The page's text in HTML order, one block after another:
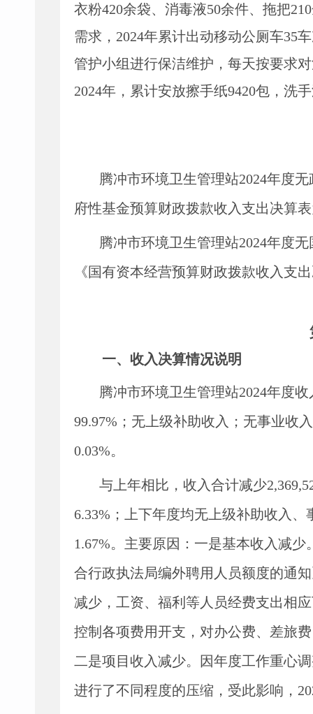
衣粉420余袋、消毒液50余件、拖把
需求，2024年累计出动移动公厕车35
管护小组进行保洁维护，每天按要求
2024年，累计安放擦手纸9420包，洗
腾冲市环境卫生管理站2024年度无
府性基金预算财政拨款收入支出决算
腾冲市环境卫生管理站2024年度无
《国有资本经营预算财政拨款收入支
一、收入决算情况说明
腾冲市环境卫生管理站2024年度收
99.97%； 无 上级补助收入； 无事业收
0.03%。
与上年相比， 收入合计减少2,369,
6.33% ；上下年度均无 上级补助收入、
1.67%。 主要原因： 一是基本收入减少
合行政执法局编外聘用人员额度的通
减少，工资、福利等人员经费支出相
控制各项费用开支，对办公费、差旅
二是项目收入减少。因年度工作重心
进行了不同程度的压缩，受此影响，